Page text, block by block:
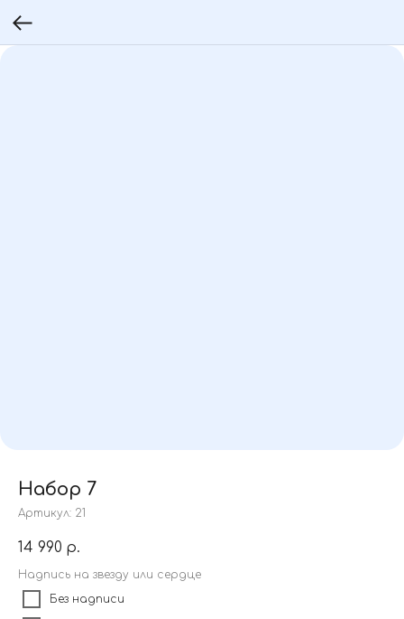
Набор 7
Артикул: 21
14 990 р.
Надпись на звезду или сердце
Без надписи